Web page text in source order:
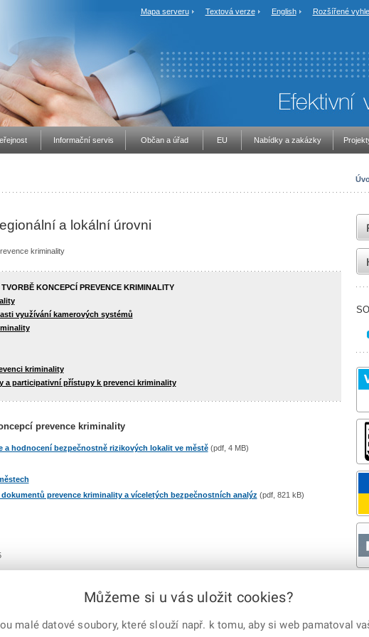
Mapa serveru Textová verze English Rozšířené
Informační servis Občan a úřad EU Nabídky a zakázky
a lokální úrovni
kriminality
KONCEPCÍ PREVENCE KRIMINALITY
využívání kamerových systémů
kriminality
a participativní přístupy k prevenci kriminality
prevence kriminality
a hodnocení bezpečnostně rizikových lokalit ve městě(pdf, 4 MB)
prevence kriminality a víceletých bezpečnostních analýz(pdf, 821 kB)
e-mailem
X
Facebook
Můžeme si u vás uložit cookies?
malé datové soubory, které slouží např. k tomu, aby si web pamatoval